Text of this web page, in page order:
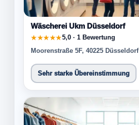
Wäscherei Ukm Düsseldorf
★★★★★5,0 · 1 Bewertung
Moorenstraße 5F, 40225 Düsseldorf
Sehr starke Übereinstimmung